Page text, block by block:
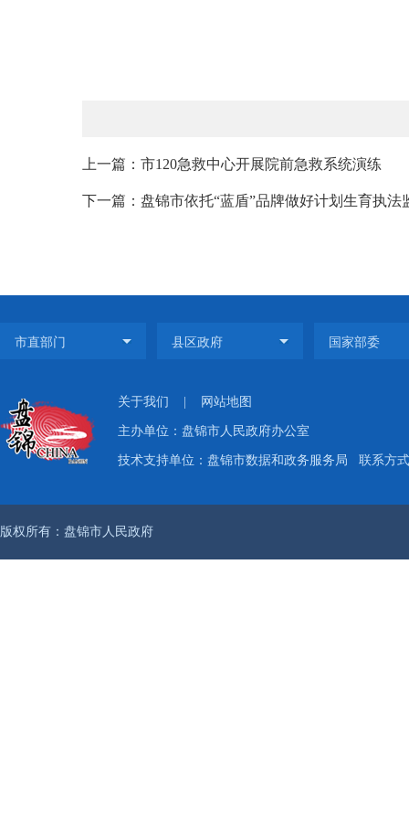
上一篇：市120急救中心开展院前急救系统演练
下一篇：盘锦市依托“蓝盾”品牌做好计划生育执法
关于我们 网站地图
主办单位：盘锦市人民政府办公室
技术支持单位：盘锦市数据和政务服务局 联系方
版权所有：盘锦市人民政府